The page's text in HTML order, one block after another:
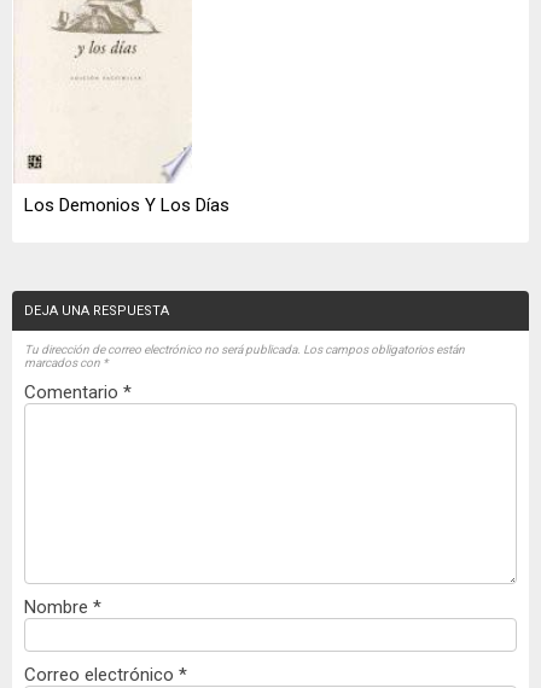
Los Demonios Y Los Días
DEJA UNA RESPUESTA
Tu dirección de correo electrónico no será publicada. Los campos obligatorios están
marcados con *
Comentario *
Nombre *
Correo electrónico *